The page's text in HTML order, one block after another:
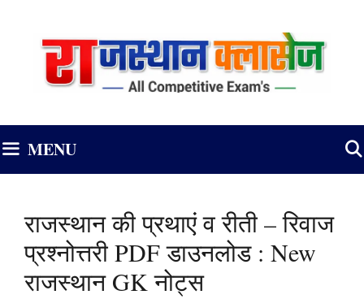
MENU
राजस्थान की प्रथाएं व रीती – रिवाज
प्रश्नोत्तरी PDF डाउनलोड : New
राजस्थान GK नोट्स